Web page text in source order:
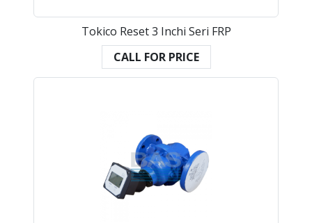
Tokico Reset 3 Inchi Seri FRP
CALL FOR PRICE